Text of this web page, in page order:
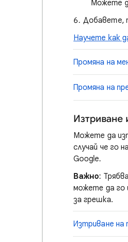
Можете
Добавете,
Научете как
Промяна на
Промяна на
Изтриване
Можете да
случай че го
Google.
Важно:
можете да го
за грешка.
Изтриване на